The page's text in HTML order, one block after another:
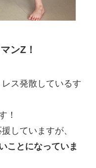
ンZ！
ス発散しているす
！
していますが、
ことになっていま